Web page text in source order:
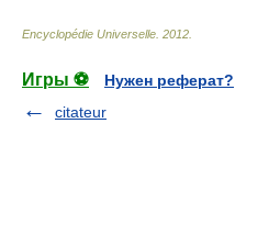
Encyclopédie Universelle 2012
Игры ⚽
Нужен реферат?
citateur